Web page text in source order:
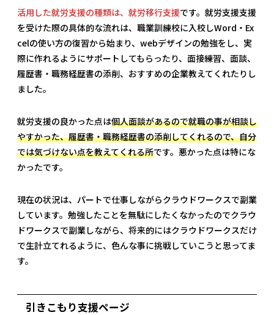
活用した就労支援の種類は、就労移行支援です。就労支援支援
を受けた際の具体的な流れは、職業訓練校に入校しWord・Ex
celの使い方の復習から始まり、webデザインの勉強をし、実
際に作れるようにサポートしてもらったり、面接練習、面談、
履歴書・職務経歴書の添削、おすすめの企業教えてくれたりし
ました。
就労支援の良かった点は個人面談があるので就職の事が相談し
やすかった、履歴書・職務経歴書の添削してくれるので、自分
では気づけない点を教えてくれる所です。悪かった点は特にな
かったです。
現在の状況は、パートで仕事しながらクラウドワークスで副業
しています。勉強したことを無駄にしたくなかったのでクラウ
ドワークスで副業しながら、将来的にはクラウドワークスだけ
で生計立てれるように、色んな事に挑戦していこうと思ってま
す。
引きこもり支援ページ